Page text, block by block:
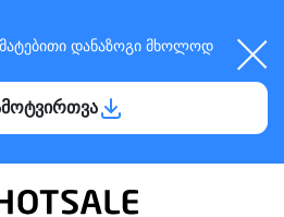
დანაზოგი მხოლოდ